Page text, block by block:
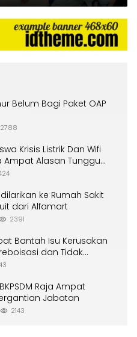
Belum Bagi Paket OAP
2788
Krisis Listrik Dan Wifi
Ampat Alasan Tunggu
ke Rumah Sakit
Usai Makan Biskuit dari Alfamart
2391
Bantah Isu Kerusakan
dan Tidak
Raja Ampat
Jabatan
2143